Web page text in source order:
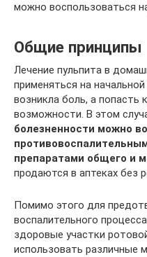
можно воспользоваться
Общие принципы
Лечение пульпита в
применяться на
возникла боль, а попасть
возможности. В этом
болезненности можно
препаратами общего и
продаются в аптеках без
Помимо этого для
воспалительного
здоровые участки
использовать различные